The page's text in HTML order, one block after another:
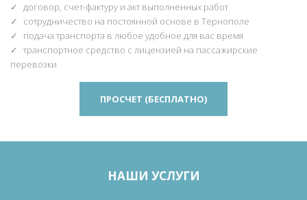
договор, счет-фактуру и акт выполненных работ
сотрудничество на постоянной основе в Тернополе
подача транспорта в любое удобное для вас время
транспортное средство с лицензией на пассажирские
перевозки
ПРОСЧЕТ (БЕСПЛАТНО)
НАШИ УСЛУГИ